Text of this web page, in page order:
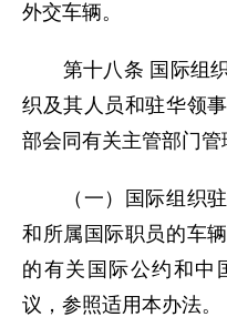
外交车辆。
第十八条 国际组织
织及其人员和驻华领
部会同有关主管部门管
（一）国际组织驻
和所属国际职员的车
的有关国际公约和中
议，参照适用本办法。